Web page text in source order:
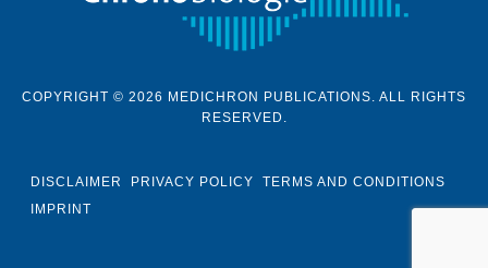
COPYRIGHT © 2026 MEDICHRON PUBLICATIONS. ALL RIGHTS
RESERVED.
DISCLAIMER PRIVACY POLICY
TERMS AND CONDITIONS
IMPRINT